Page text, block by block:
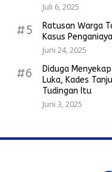
Juli 6, 2025
#5
Ratusan Warga
Kasus
Juni 24, 2025
#6
Diduga
Luka, Kades
Tudingan Itu
Juni 3, 2025